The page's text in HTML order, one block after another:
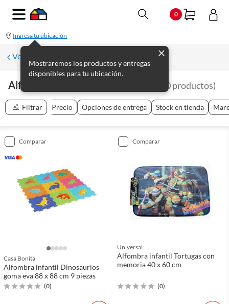
0
Ingresa tu ubicación
Mostraremos los productos y entregas
disponibles para tu ubicación.
Volver a Juegos y Deportes
Alfombras Infantiles Y Goma Eva 10productos)
Filtrar Precio Opciones de entrega Stock en tienda
comparar
Casa Bonita
Alfombra infantil Dinosaurios
goma eva 88 x 88 cm 9 piezas
(0)
comparar
Universal
Alfombra infantil Tortugas con
memoria 40 x 60 cm
(0)